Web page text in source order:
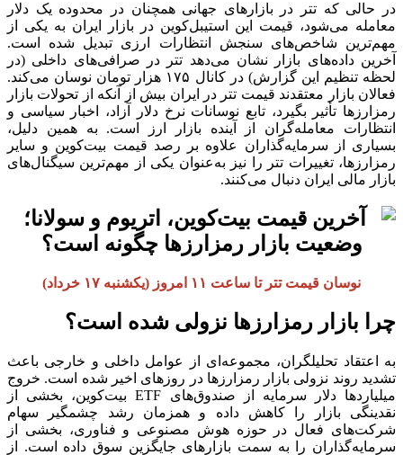
در حالی که تتر در بازارهای جهانی همچنان در محدوده یک دلار
معامله می‌شود، قیمت این استیبل‌کوین در بازار ایران به یکی از
مهم‌ترین شاخص‌های سنجش انتظارات ارزی تبدیل شده است.
آخرین داده‌های بازار نشان می‌دهد تتر در صرافی‌های داخلی (در
لحظه تنظیم این گزارش) در کانال ۱۷۵ هزار تومان نوسان می‌کند.
فعالان بازار معتقدند قیمت تتر در ایران بیش از آنکه از تحولات بازار
رمزارزها تأثیر بگیرد، تابع نوسانات نرخ دلار آزاد، اخبار سیاسی و
انتظارات معامله‌گران از آینده بازار ارز است. به همین دلیل،
بسیاری از سرمایه‌گذاران علاوه بر رصد قیمت بیت‌کوین و سایر
رمزارزها، تغییرات تتر را نیز به‌عنوان یکی از مهم‌ترین سیگنال‌های
بازار مالی ایران دنبال می‌کنند.
نوسان قیمت تتر تا ساعت ۱۱ امروز (یکشنبه ۱۷ خرداد)
چرا بازار رمزارزها نزولی شده است؟
به اعتقاد تحلیلگران، مجموعه‌ای از عوامل داخلی و خارجی باعث
تشدید روند نزولی بازار رمزارزها در روزهای اخیر شده است. خروج
میلیاردها دلار سرمایه از صندوق‌های ETF بیت‌کوین، بخشی از
نقدینگی بازار را کاهش داده و همزمان رشد چشمگیر سهام
شرکت‌های فعال در حوزه هوش مصنوعی و فناوری، بخشی از
سرمایه‌گذاران را به سمت بازارهای جایگزین سوق داده است. از